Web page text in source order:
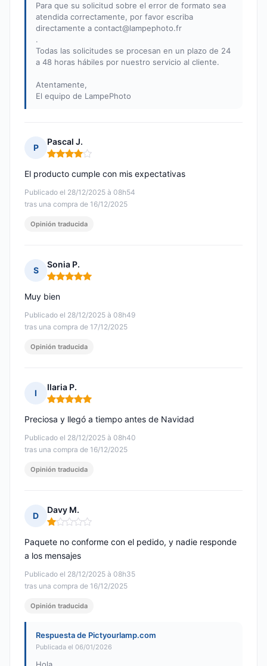
Para que su solicitud sobre el error de formato sea
atendida correctamente, por favor escriba
directamente a contact@lampephoto.fr
.
Todas las solicitudes se procesan en un plazo de 24
a 48 horas hábiles por nuestro servicio al cliente.
Atentamente,
El equipo de LampePhoto
P
Pascal J.
Nota: 4 de 5
Publicado el 28/12/2025 à 08h54
tras una compra de 16/12/2025
El producto cumple con mis expectativas
Opinión traducida
S
Sonia P.
Nota: 5 de 5
Publicado el 28/12/2025 à 08h49
tras una compra de 17/12/2025
Muy bien
Opinión traducida
I
Ilaria P.
Nota: 5 de 5
Publicado el 28/12/2025 à 08h40
tras una compra de 16/12/2025
Preciosa y llegó a tiempo antes de Navidad
Opinión traducida
D
Davy M.
Nota: 1 de 5
Publicado el 28/12/2025 à 08h35
tras una compra de 16/12/2025
Paquete no conforme con el pedido, y nadie responde
a los mensajes
Opinión traducida
Respuesta de Pictyourlamp.com
Publicada el 06/01/2026